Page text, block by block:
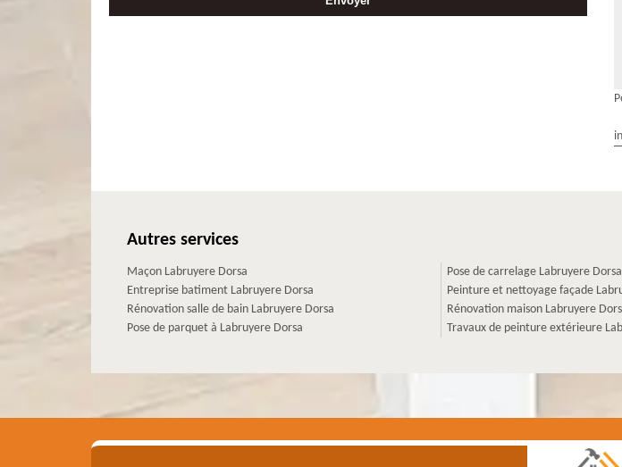
Autres services
Maçon Labruyere Dorsa
Entreprise batiment Labruyere Dorsa
Rénovation salle de bain Labruyere Dorsa
Pose de parquet à Labruyere Dorsa
Pose de carrelage Labruyere Dorsa
Peinture et nettoyage façade
Rénovation maison Labruyere
Travaux de peinture extérieure